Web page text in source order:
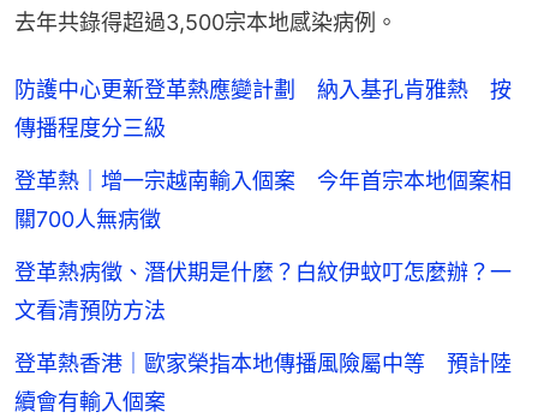
去年共錄得超過3,500宗本地感染病例。
防護中心更新登革熱應變計劃 納入基孔肯雅熱 按
傳播程度分三級
登革熱｜增一宗越南輸入個案 今年首宗本地個案相
關700人無病徵
登革熱病徵、潛伏期是什麼？白紋伊蚊叮怎麼辦？一
文看清預防方法
登革熱香港｜歐家榮指本地傳播風險屬中等 預計陸
續會有輸入個案